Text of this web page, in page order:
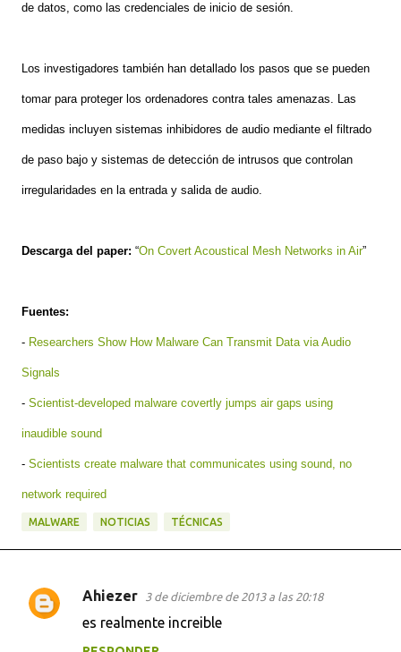
de datos, como las credenciales de inicio de sesión.
Los investigadores también han detallado los pasos que se pueden
tomar para proteger los ordenadores contra tales amenazas. Las
medidas incluyen sistemas inhibidores de audio mediante el filtrado
de paso bajo y sistemas de detección de intrusos que controlan
irregularidades en la entrada y salida de audio.
Descarga del paper: “On Covert Acoustical Mesh Networks in Air”
Fuentes:
- Researchers Show How Malware Can Transmit Data via Audio
Signals
- Scientist-developed malware covertly jumps air gaps using
inaudible sound
- Scientists create malware that communicates using sound, no
network required
MALWARE NOTICIAS TÉCNICAS
C
Ahiezer 3 de diciembre de 2013 a las 20:18
es realmente increible